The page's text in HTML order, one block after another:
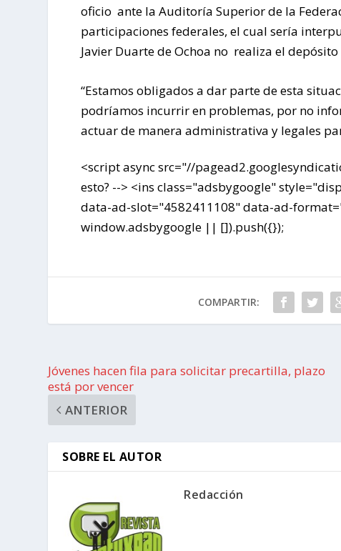
oficio ante la Auditoría Superior de la
participaciones federales, el cual sería
Javier Duarte de Ochoa no realiza el depósito
“Estamos obligados a dar parte de esta
podríamos incurrir en problemas, por no
actuar de manera administrativa y legales
<script async src="//
esto? --> <ins class="adsbygoogle"
data-ad-slot="4582411108" data-ad-
window.adsbygoogle || []).push({});
COMPARTIR:
Jóvenes hacen fila para solicitar precartilla, plazo
está por vencer
ANTERIOR
SOBRE EL AUTOR
Redacción